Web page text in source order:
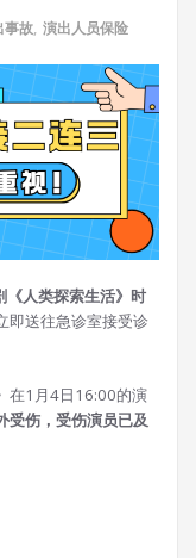
事故, 演出人员保险
《人类探索生活》时
即送往急诊室接受诊
在1月4日16:00的演
受伤，受伤演员已及